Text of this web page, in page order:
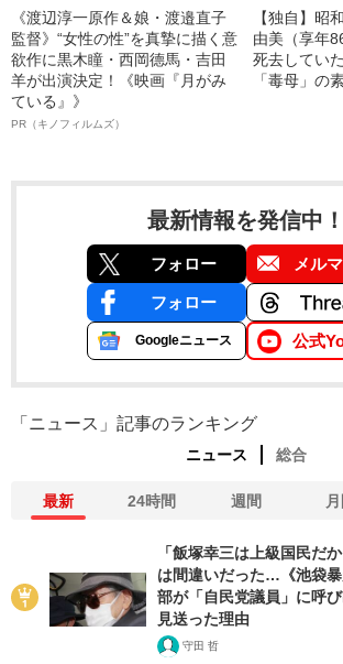
《渡辺淳一原作＆娘・渡邉直子
監督》“女性の性”を真摯に描く意
欲作に黒木瞳・西岡德馬・吉田
羊が出演決定！《映画『月がみ
ている』》
PR（キノフィルムズ）
【独自】昭
由美（享年
死去してい
「毒母」の
最新情報を発信中！
フォロー メル
フォロー
Googleニュース 公式
「ニュース」記事のランキング
ニュース 総合
最新 24時間 週間
「飯塚幸三は上級国民だ
は間違いだった…《池袋
部が「自民党議員」に呼
見送った理由
守田 哲